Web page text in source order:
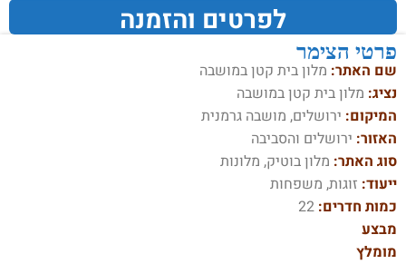
לפרטים והזמנה
פרטי הצימר
שם האתר: מלון בית קטן במושבה
נציג: מלון בית קטן במושבה
המיקום: ירושלים, מושבה גרמנית
האזור: ירושלים והסביבה
סוג האתר: מלון בוטיק, מלונות
ייעוד: זוגות, משפחות
כמות חדרים: 22
מבצע
מומלץ